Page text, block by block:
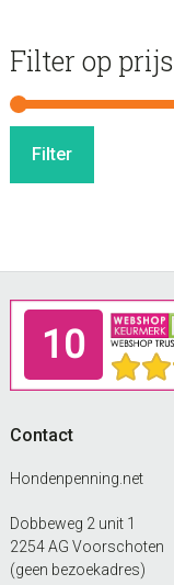
Filter op prijs
Filter
Footer
Contact
Hondenpenning.net
Dobbeweg 2 unit 1
2254 AG Voorschoten
(geen bezoekadres)